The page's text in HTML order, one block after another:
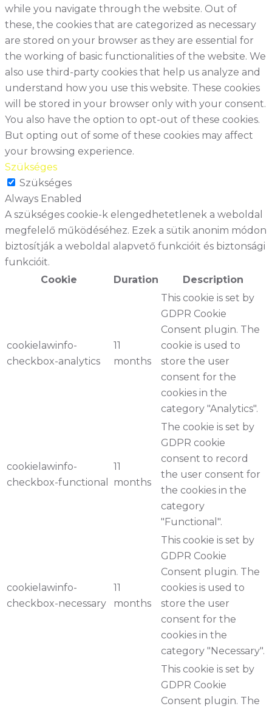
while you navigate through the website. Out of
these, the cookies that are categorized as necessary
are stored on your browser as they are essential for
the working of basic functionalities of the website. We
also use third-party cookies that help us analyze and
understand how you use this website. These cookies
will be stored in your browser only with your consent.
You also have the option to opt-out of these cookies.
But opting out of some of these cookies may affect
your browsing experience.
Szükséges
Szükséges
Always Enabled
A szükséges cookie-k elengedhetetlenek a weboldal
megfelelő működéséhez. Ezek a sütik anonim módon
biztosítják a weboldal alapvető funkcióit és biztonsági
funkcióit.
Cookie
Duration Description
cookielawinfo-
checkbox-analytics
11
months
This cookie is set by
GDPR Cookie
Consent plugin. The
cookie is used to
store the user
consent for the
cookies in the
category "Analytics".
cookielawinfo-
checkbox-functional
11
months
The cookie is set by
GDPR cookie
consent to record
the user consent for
the cookies in the
category
"Functional".
cookielawinfo-
checkbox-necessary
11
months
This cookie is set by
GDPR Cookie
Consent plugin. The
cookies is used to
store the user
consent for the
cookies in the
category "Necessary".
This cookie is set by
GDPR Cookie
Consent plugin. The